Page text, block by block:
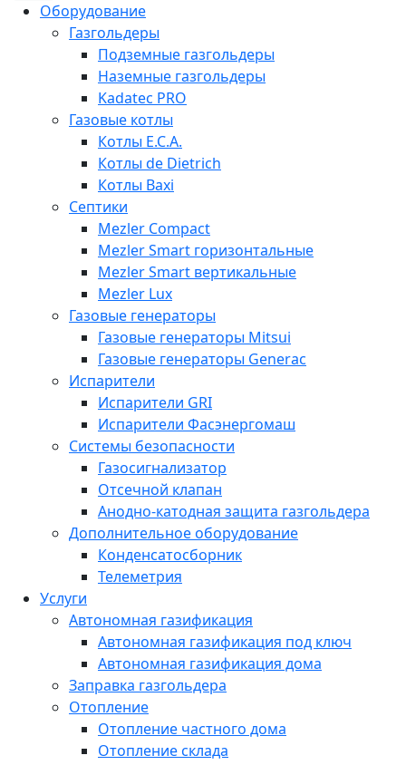
Оборудование
Газгольдеры
Подземные газгольдеры
Наземные газгольдеры
Kadatec PRO
Газовые котлы
Котлы E.C.A.
Котлы de Dietrich
Котлы Baxi
Септики
Mezler Compact
Mezler Smart горизонтальные
Mezler Smart вертикальные
Mezler Lux
Газовые генераторы
Газовые генераторы Mitsui
Газовые генераторы Generac
Испарители
Испарители GRI
Испарители Фасэнергомаш
Системы безопасности
Газосигнализатор
Отсечной клапан
Анодно-катодная защита газгольдера
Дополнительное оборудование
Конденсатосборник
Телеметрия
Услуги
Автономная газификация
Автономная газификация под ключ
Автономная газификация дома
Заправка газгольдера
Отопление
Отопление частного дома
Отопление склада